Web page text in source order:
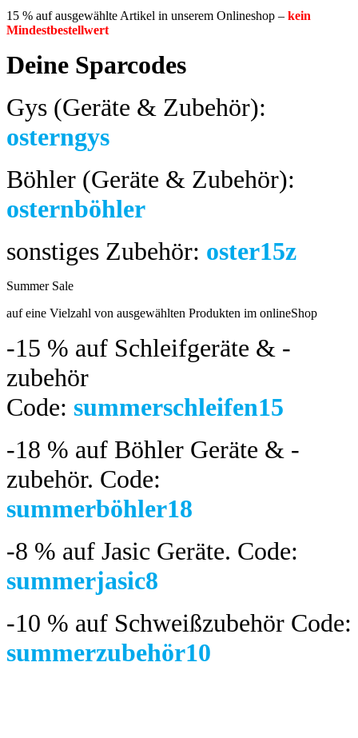
15 % auf ausgewählte Artikel in unserem Onlineshop – kein
Mindestbestellwert
Deine Sparcodes
Gys (Geräte & Zubehör):
osterngys
Böhler (Geräte & Zubehör):
osternböhler
sonstiges Zubehör: oster15z
Summer Sale
auf eine Vielzahl von ausgewählten Produkten im onlineShop
-15 % auf Schleifgeräte & -
zubehör
Code: summerschleifen15
-18 % auf Böhler Geräte & -
zubehör. Code:
summerböhler18
-8 % auf Jasic Geräte. Code:
summerjasic8
-10 % auf Schweißzubehör Code:
summerzubehör10